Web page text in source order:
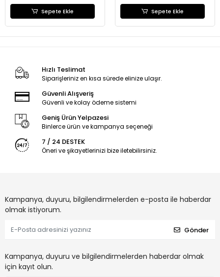
Sepete Ekle Sepete Ekle
Hızlı Teslimat
Siparişleriniz en kısa sürede elinize ulaşır.
Güvenli Alışveriş
Güvenli ve kolay ödeme sistemi
Geniş Ürün Yelpazesi
Binlerce ürün ve kampanya seçeneği
7 / 24 DESTEK
Öneri ve şikayetlerinizi bize iletebilirsiniz.
Kampanya, duyuru, bilgilendirmelerden e-posta ile haberdar
olmak istiyorum.
Gönder
Kampanya, duyuru ve bilgilendirmelerden haberdar olmak
için kayıt olun.